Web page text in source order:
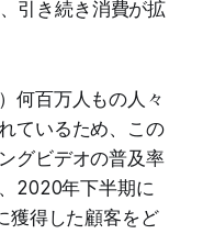
引き続き消費が拡
何百万人もの人々
ているため、この
グビデオの普及率
2020年下半期に
獲得した顧客をど